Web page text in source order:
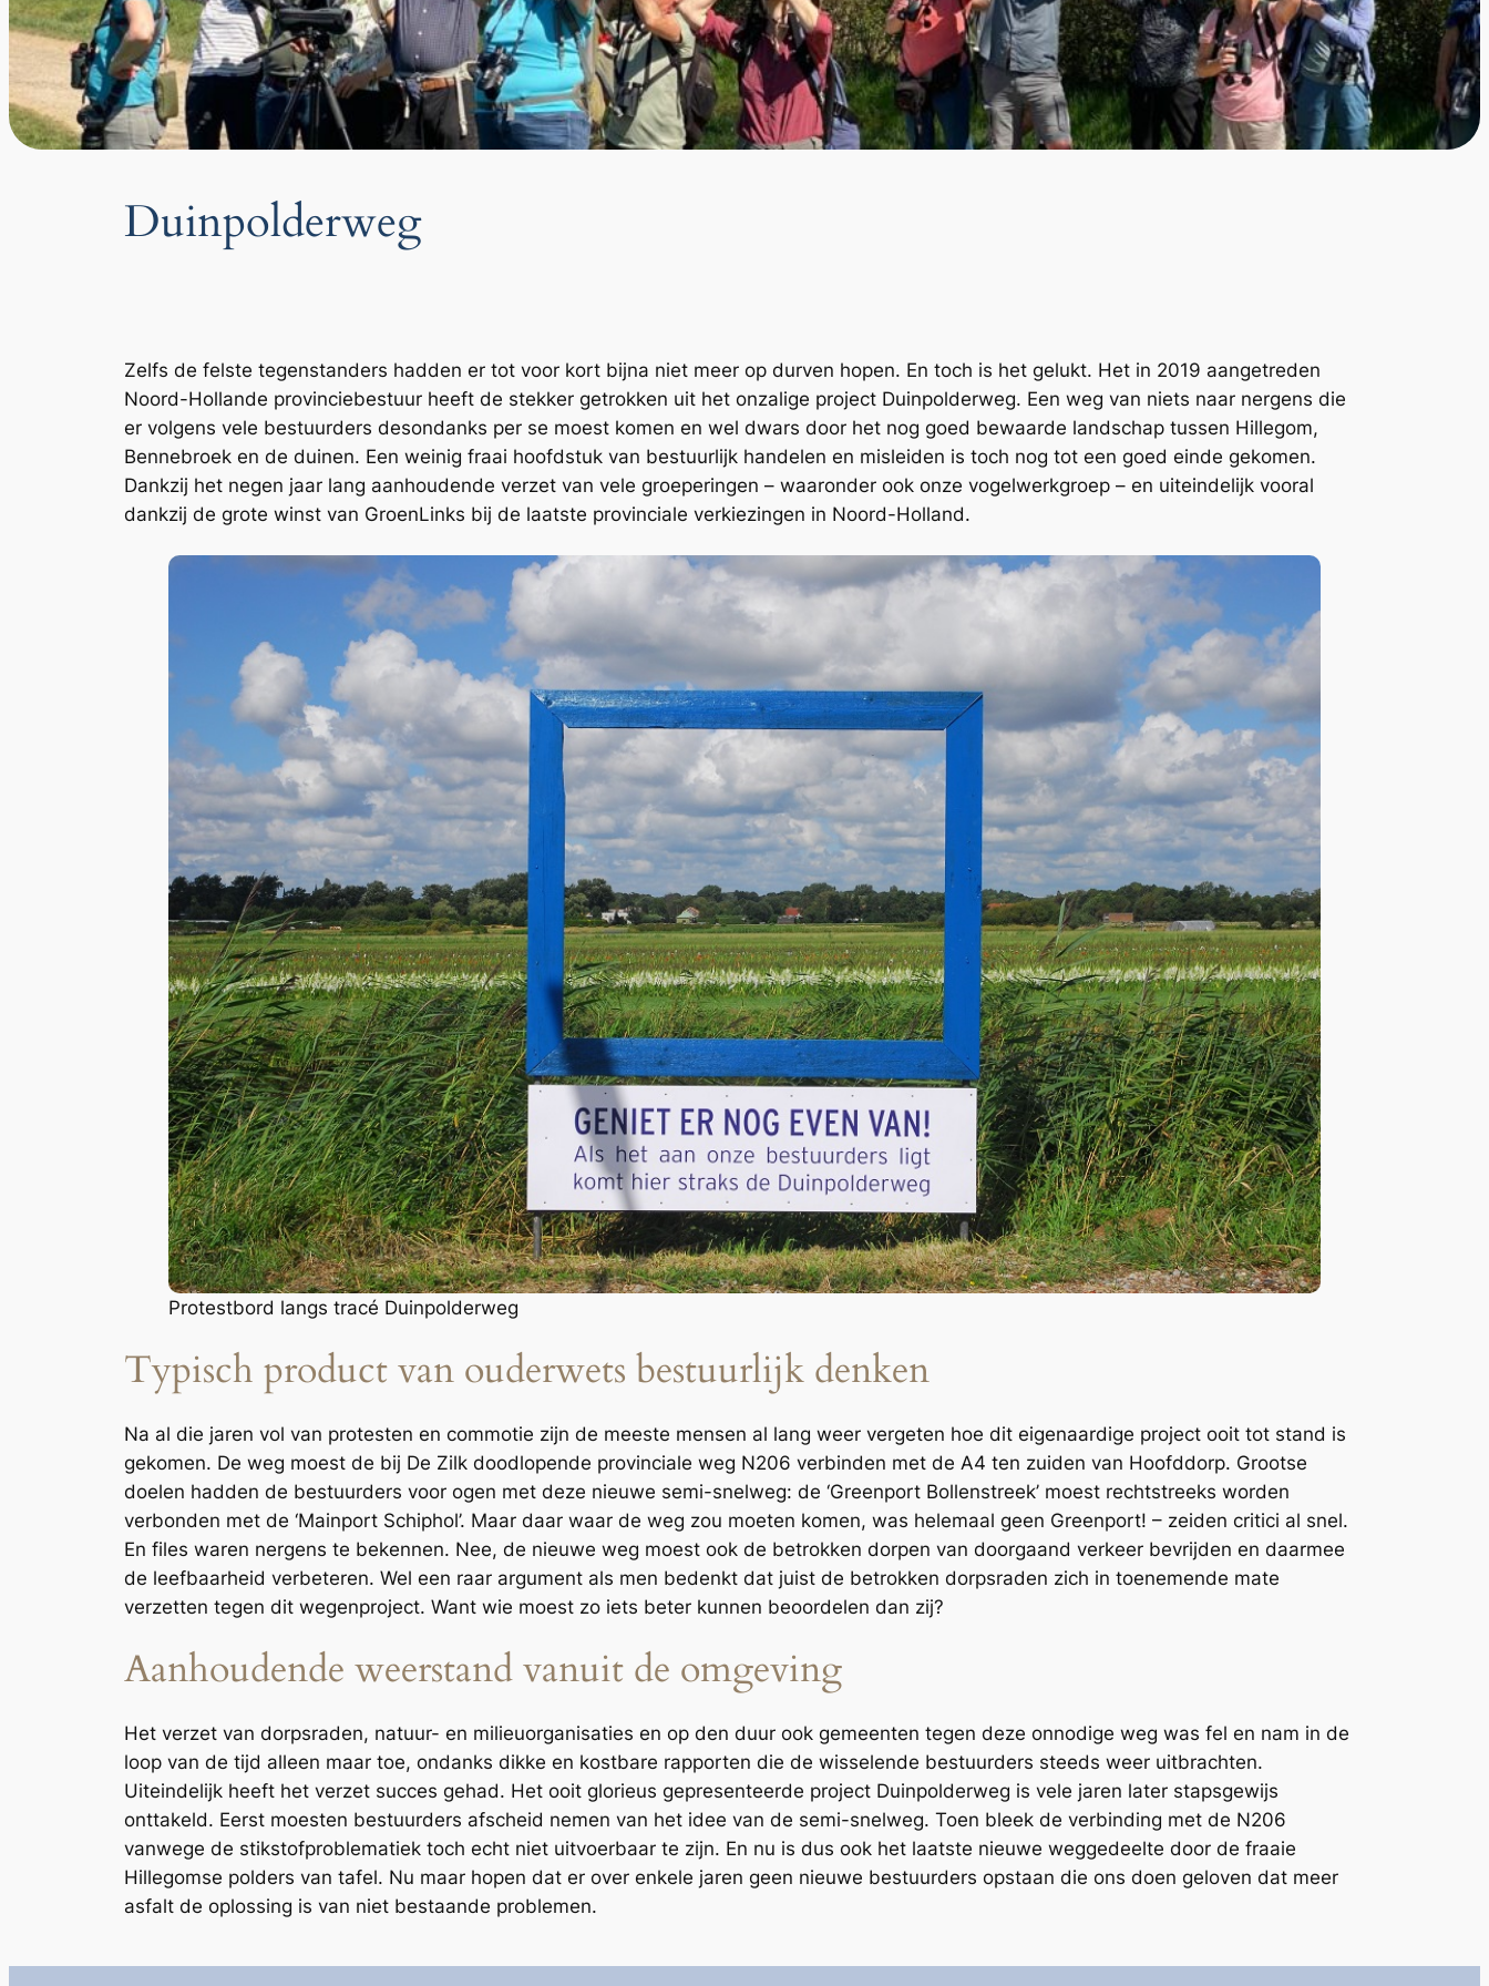
Duinpolderweg
Zelfs de felste tegenstanders hadden er tot voor kort bijna niet meer op durven hopen. En toch is het gelukt. Het in 2019 aangetreden
Noord-Hollande provinciebestuur heeft de stekker getrokken uit het onzalige project Duinpolderweg. Een weg van niets naar nergens die
er volgens vele bestuurders desondanks per se moest komen en wel dwars door het nog goed bewaarde landschap tussen Hillegom,
Bennebroek en de duinen. Een weinig fraai hoofdstuk van bestuurlijk handelen en misleiden is toch nog tot een goed einde gekomen.
Dankzij het negen jaar lang aanhoudende verzet van vele groeperingen – waaronder ook onze vogelwerkgroep – en uiteindelijk vooral
dankzij de grote winst van GroenLinks bij de laatste provinciale verkiezingen in Noord-Holland.
Protestbord langs tracé Duinpolderweg
Typisch product van ouderwets bestuurlijk denken
Na al die jaren vol van protesten en commotie zijn de meeste mensen al lang weer vergeten hoe dit eigenaardige project ooit tot stand is
gekomen. De weg moest de bij De Zilk doodlopende provinciale weg N206 verbinden met de A4 ten zuiden van Hoofddorp. Grootse
doelen hadden de bestuurders voor ogen met deze nieuwe semi-snelweg: de ‘Greenport Bollenstreek’ moest rechtstreeks worden
verbonden met de ‘Mainport Schiphol’. Maar daar waar de weg zou moeten komen, was helemaal geen Greenport! – zeiden critici al snel.
En files waren nergens te bekennen. Nee, de nieuwe weg moest ook de betrokken dorpen van doorgaand verkeer bevrijden en daarmee
de leefbaarheid verbeteren. Wel een raar argument als men bedenkt dat juist de betrokken dorpsraden zich in toenemende mate
verzetten tegen dit wegenproject. Want wie moest zo iets beter kunnen beoordelen dan zij?
Aanhoudende weerstand vanuit de omgeving
Het verzet van dorpsraden, natuur- en milieuorganisaties en op den duur ook gemeenten tegen deze onnodige weg was fel en nam in de
loop van de tijd alleen maar toe, ondanks dikke en kostbare rapporten die de wisselende bestuurders steeds weer uitbrachten.
Uiteindelijk heeft het verzet succes gehad. Het ooit glorieus gepresenteerde project Duinpolderweg is vele jaren later stapsgewijs
onttakeld. Eerst moesten bestuurders afscheid nemen van het idee van de semi-snelweg. Toen bleek de verbinding met de N206
vanwege de stikstofproblematiek toch echt niet uitvoerbaar te zijn. En nu is dus ook het laatste nieuwe weggedeelte door de fraaie
Hillegomse polders van tafel. Nu maar hopen dat er over enkele jaren geen nieuwe bestuurders opstaan die ons doen geloven dat meer
asfalt de oplossing is van niet bestaande problemen.